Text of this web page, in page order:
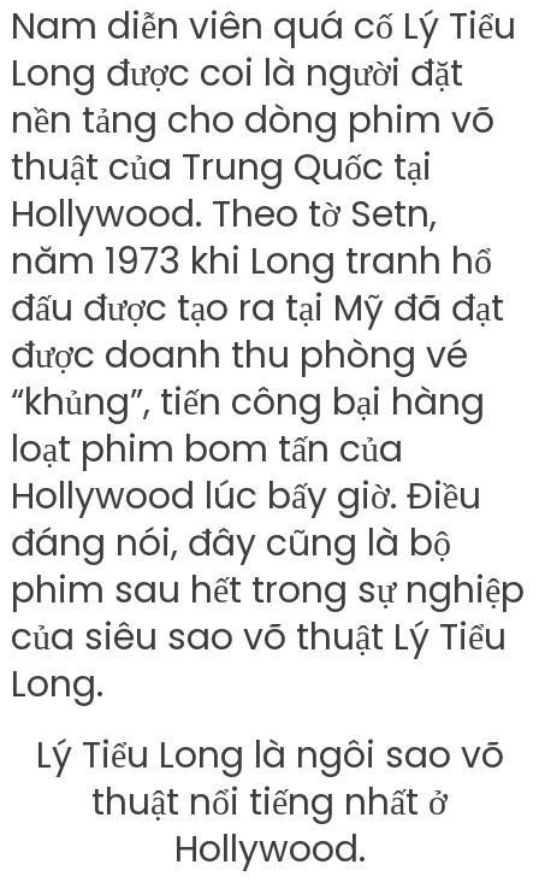
Nam diễn viên quá cố Lý Tiểu
Long được coi là người đặt
nền tảng cho dòng phim võ
thuật của Trung Quốc tại
Hollywood. Theo tờ Setn,
năm 1973 khi Long tranh hổ
đấu được tạo ra tại Mỹ đã đạt
được doanh thu phòng vé
“khủng”, tiến công bại hàng
loạt phim bom tấn của
Hollywood lúc bấy giờ. Điều
đáng nói, đây cũng là bộ
phim sau hết trong sự nghiệp
của siêu sao võ thuật Lý Tiểu
Long.
Lý Tiểu Long là ngôi sao võ
thuật nổi tiếng nhất ở
Hollywood.